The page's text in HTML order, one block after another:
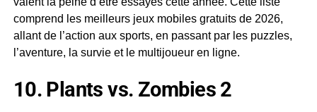
comprend les meilleurs jeux mobiles gratuits de 2026,
allant de l’action aux sports, en passant par les puzzles,
l’aventure, la survie et le multijoueur en ligne.
10. Plants vs. Zombies 2